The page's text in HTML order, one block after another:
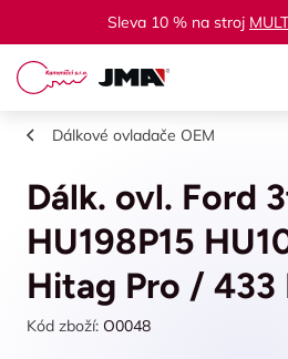
Sleva 10 % na stroj
Dálkové ovladače OEM
Dálk. ovl. Ford
HU198P15
Hitag Pro / 433
Kód zboží: O0048